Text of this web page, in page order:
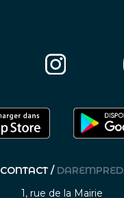
CONTACT / DAREMPRED
1, rue de la Mairie